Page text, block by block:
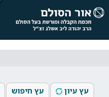
עץ עיון עץ חיפוש